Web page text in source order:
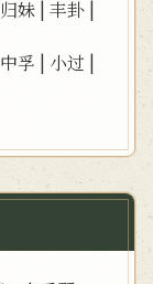
归妹 |丰卦 |
中孚 | 小过 |